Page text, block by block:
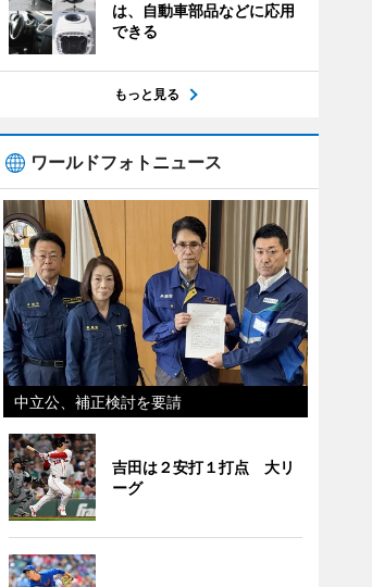
は、自動車部品などに応用
できる
もっと見る
ワールドフォトニュース
中立公、補正検討を要請
吉田は２安打１打点 大リ
ーグ